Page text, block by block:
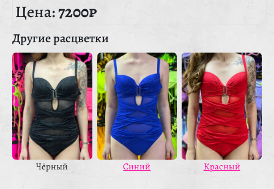
Цена:7200₽
Другие расцветки
Чёрный Синий Красный